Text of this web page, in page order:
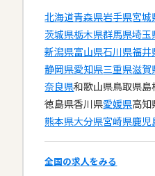
北海道青森県岩手県宮城
茨城県栃木県群馬県埼玉
新潟県富山県石川県福井
静岡県愛知県三重県滋賀
奈良県和歌山県鳥取県島
徳島県香川県愛媛県高知
熊本県大分県宮崎県鹿児
全国の求人をみる